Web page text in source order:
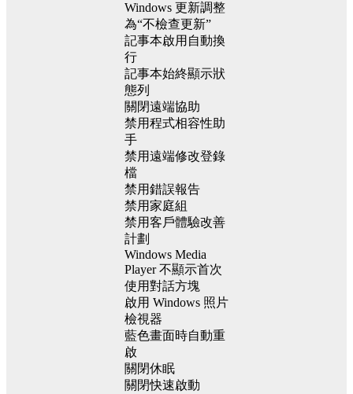
Windows 更新調整
為“不檢查更新”
記事本啟用自動換
行
記事本始終顯示狀
態列
關閉遠端協助
禁用程式相容性助
手
禁用遠端修改登錄
檔
禁用錯誤報告
禁用家庭組
禁用客戶體驗改善
計劃
Windows Media
Player 不顯示首次
使用對話方塊
啟用 Windows 照片
檢視器
藍色畫面時自動重
啟
關閉休眠
關閉快速啟動